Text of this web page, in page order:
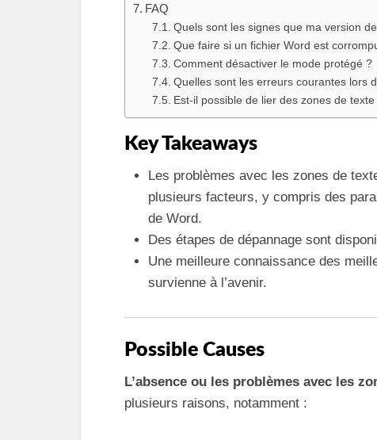
FAQ
Quels sont les signes que ma version
Que faire si un fichier Word est
Comment désactiver le mode protégé ?
Quelles sont les erreurs courantes lors
Est-il possible de lier des zones de
Key Takeaways
Les problèmes avec les zones de
plusieurs facteurs, y compris des
de Word.
Des étapes de dépannage sont
Une meilleure connaissance des
survienne à l’avenir.
Possible Causes
L’absence ou les problèmes avec les
plusieurs raisons, notamment :